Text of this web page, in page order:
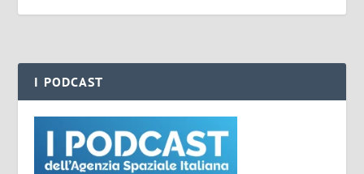
I PODCAST